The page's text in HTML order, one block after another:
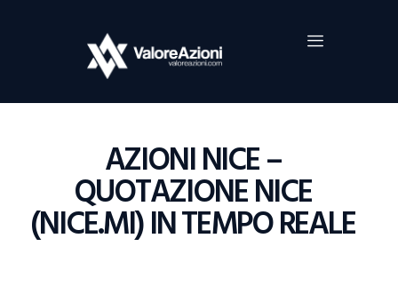
AZIONI NICE –
QUOTAZIONE NICE
(NICE.MI) IN TEMPO REALE
Home
Investimenti
Borsa
Guide Al Trading
Criptovalute